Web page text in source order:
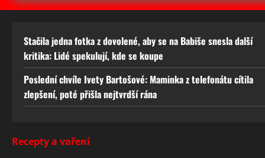
Stačila jedna fotka z dovolené, aby se na Babiše snesla další
kritika: Lidé spekulují, kde se koupe
Poslední chvíle Ivety Bartošové: Maminka z telefonátu cítila
zlepšení, poté přišla nejtvrdší rána
Recepty a vaření